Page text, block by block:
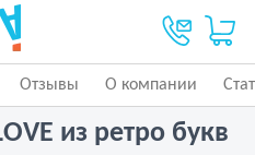
Отзывы О компании
из ретро букв